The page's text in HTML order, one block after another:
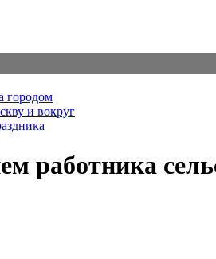
городом
и вокруг
работника